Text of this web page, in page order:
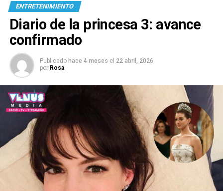
ENTRETENIMIENTO
Diario de la princesa 3: avance
confirmado
Publicado hace 4 meses el 22 abril, 2026
por Rosa